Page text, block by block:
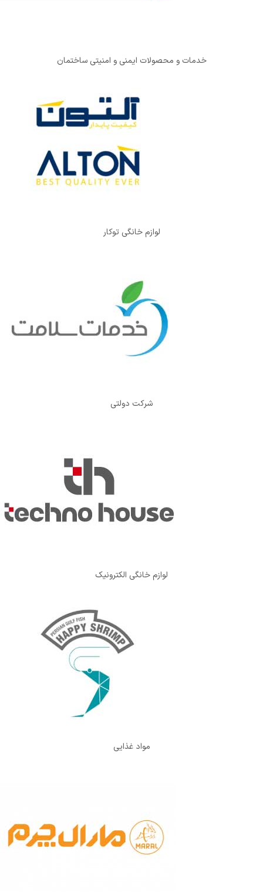
خدمات و محصولات ایمنی و امنیتی ساختمان
لوازم خانگی توکار
شرکت دولتی
لوازم خانگی الکترونیک
مواد غذایی